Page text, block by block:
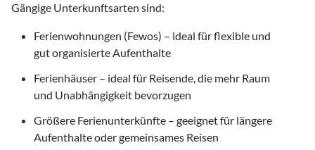
Gängige Unterkunftsarten sind:
Ferienwohnungen (Fewos) – ideal für flexible und
gut organisierte Aufenthalte
Ferienhäuser – ideal für Reisende, die mehr Raum
und Unabhängigkeit bevorzugen
Größere Ferienunterkünfte – geeignet für längere
Aufenthalte oder gemeinsames Reisen